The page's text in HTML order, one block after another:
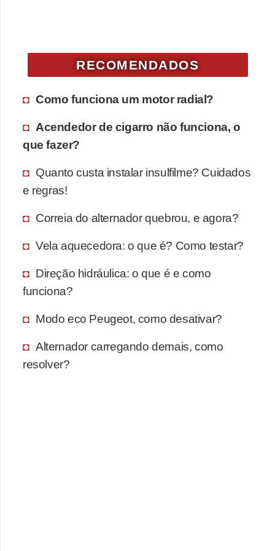
RECOMENDADOS
Como funciona um motor radial?
Acendedor de cigarro não funciona, o
que fazer?
Quanto custa instalar insulfilme? Cuidados
e regras!
Correia do alternador quebrou, e agora?
Vela aquecedora: o que é? Como testar?
Direção hidráulica: o que é e como
funciona?
Modo eco Peugeot, como desativar?
Alternador carregando demais, como
resolver?
n
d
e
v
í
c
u
o
s
F
i
a
n